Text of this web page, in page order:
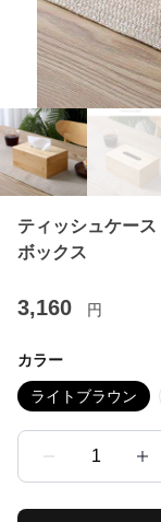
ティッシュケー
ボックス
3,160 円
カラー
ライトブラウン
1